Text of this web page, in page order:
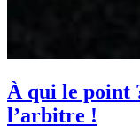
À qui le point
l’arbitre !